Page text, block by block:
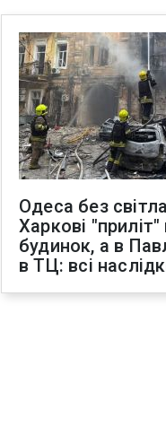
Одеса без
Харкові "приліт"
будинок, а в
в ТЦ: всі